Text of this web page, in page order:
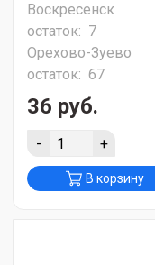
Воскресенск
остаток: 7
Орехово-Зуево
остаток: 67
36 руб.
- +
В корзину